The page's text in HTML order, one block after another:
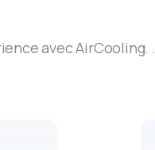
avec AirCooling. .